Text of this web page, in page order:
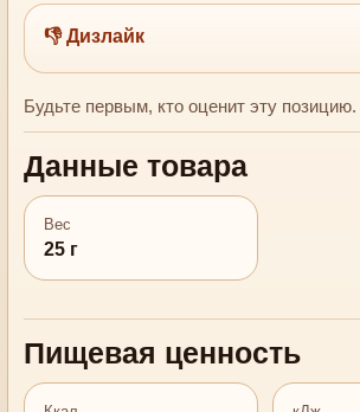
👎 Дизлайк
Будьте первым, кто оценит эту позицию.
Данные товара
Вес
25 г
Пищевая ценность